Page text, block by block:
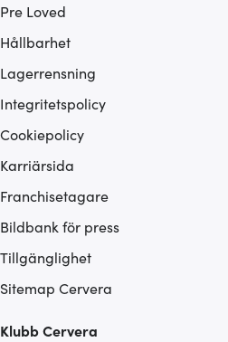
Pre Loved
Hållbarhet
Lagerrensning
Integritetspolicy
Cookiepolicy
Karriärsida
Franchisetagare
Bildbank för press
Tillgänglighet
Sitemap Cervera
Klubb Cervera